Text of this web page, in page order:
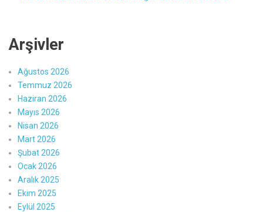
Arşivler
Ağustos 2026
Temmuz 2026
Haziran 2026
Mayıs 2026
Nisan 2026
Mart 2026
Şubat 2026
Ocak 2026
Aralık 2025
Ekim 2025
Eylül 2025